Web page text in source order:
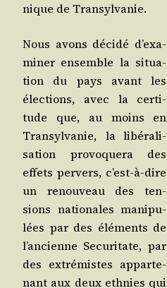
nique de Transylvanie.
Nous avons déci­dé d’exa­
mi­ner ensemble la situa­
tion du pays avant les
élec­tions, avec la cer­ti­
tude que, au moins en
Tran­syl­va­nie, la libé­ra­li­
sa­tion pro­vo­que­ra des
effets per­vers, c’est-à-dire
un renou­veau des ten­
sions natio­nales mani­pu­
lées par des élé­ments de
l’an­cienne Secu­ri­tate, par
des extré­mistes appar­te­
nant aux deux eth­nies qui